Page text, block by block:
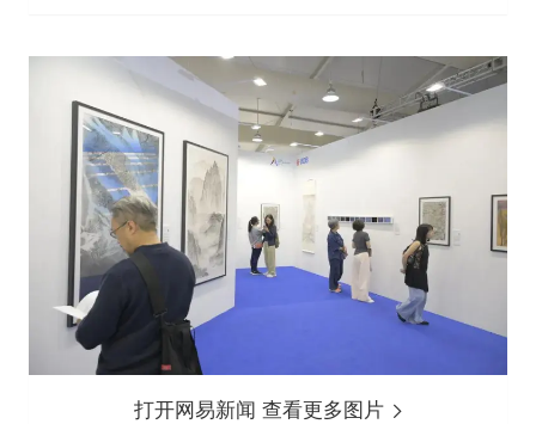
打开网易新闻 查看更多图片